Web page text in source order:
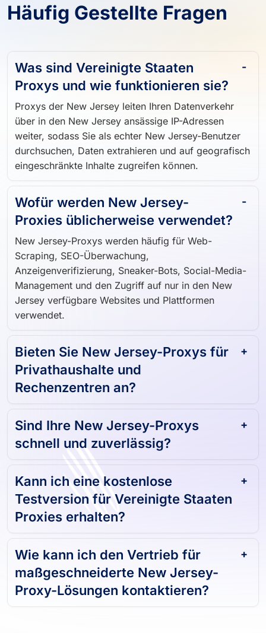
Häufig Gestellte Fragen
Was sind Vereinigte Staaten
Proxys und wie funktionieren sie?
Proxys der New Jersey leiten Ihren Datenverkehr
über in den New Jersey ansässige IP-Adressen
weiter, sodass Sie als echter New Jersey-Benutzer
durchsuchen, Daten extrahieren und auf geografisch
eingeschränkte Inhalte zugreifen können.
Wofür werden New Jersey-
Proxies üblicherweise verwendet?
New Jersey-Proxys werden häufig für Web-
Scraping, SEO-Überwachung,
Anzeigenverifizierung, Sneaker-Bots, Social-Media-
Management und den Zugriff auf nur in den New
Jersey verfügbare Websites und Plattformen
verwendet.
Bieten Sie New Jersey-Proxys für
Privathaushalte und
Rechenzentren an?
Sind Ihre New Jersey-Proxys
schnell und zuverlässig?
Kann ich eine kostenlose
Testversion für Vereinigte Staaten
Proxies erhalten?
Wie kann ich den Vertrieb für
maßgeschneiderte New Jersey-
Proxy-Lösungen kontaktieren?